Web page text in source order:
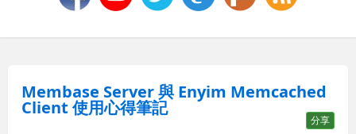
Membase Server 與 Enyim Memcached
Client 使用心得筆記
分享